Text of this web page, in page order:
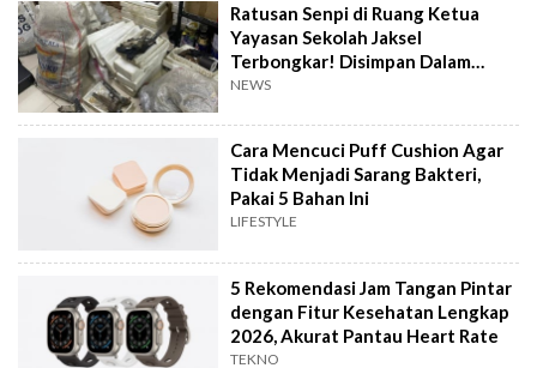
Ratusan Senpi di Ruang Ketua
Yayasan Sekolah Jaksel
Terbongkar! Disimpan Dalam
Karung dan Styrofoam
NEWS
Cara Mencuci Puff Cushion Agar
Tidak Menjadi Sarang Bakteri,
Pakai 5 Bahan Ini
LIFESTYLE
5 Rekomendasi Jam Tangan Pintar
dengan Fitur Kesehatan Lengkap
2026, Akurat Pantau Heart Rate
TEKNO